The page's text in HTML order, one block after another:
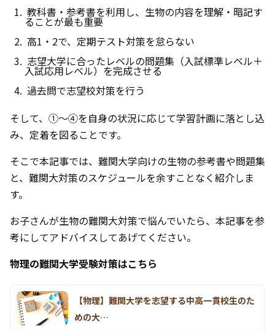
教科書・参考書を利用し、生物の内容を理解・暗記す
ることが最も重要
高1・2で、定期テスト対策を怠らない
志望大学に合ったレベルの問題集（入試標準レベル＋
入試応用レベル）を完成させる
過去問で志望校対策を行う
そして、①〜④を自身の状況に応じて学習計画に落とし込
み、定着を図ることです。
そこで本記事では、難関大学向けの生物の参考書や問題集
と、難関大対策のスケジュールを余すことなく紹介しま
す。
お子さんが生物の難関大対策で悩んでいたら、本記事を参
考にしてアドバイスしてあげてください。
物理の難関大学受験対策はこちら
【物理】難関大学を志望する中高一貫校生のた
めの大…